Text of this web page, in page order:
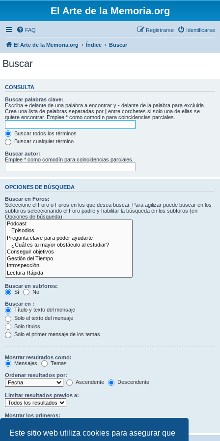
Este sitio web utiliza cookies para asegurar que
El Arte de la Memoria.org
FAQ Identificarse
Registrarse
El Arte de la Memoria.org Índice Buscar
Buscar
CONSULTA
Buscar palabras clave:
Escriba + delante de una palabra a encontrar y - delante de la palabra para excluirla.
Crea una lista de palabras separadas por | entre corchetes si solo una de ellas se
quiere encontrar. Emplee * como comodín para coincidencias parciales.
Buscar todos los términos
Buscar cualquier término
Buscar autor:
Emplee * como comodín para coincidencias parciales.
OPCIONES DE BÚSQUEDA
Buscar en Foros:
Seleccione el Foro o Foros en los que desea buscar. Para agilizar puede buscar en los
subforos seleccionando el Foro padre y habilitar la búsqueda en los subforos (en
Opciones de búsqueda).
Buscar en subforos:
Sí
No
Buscar en :
Título y texto del mensaje
Solo el texto del mensaje
Solo títulos
Solo el primer mensaje de los temas
Mostrar resultados como:
Mensajes
Temas
Ordenar resultados por:
Ascendente
Descendente
Limitar resultados previos a:
Mostrar los primeros: